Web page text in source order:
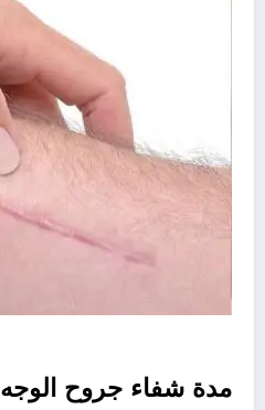
مدة شفاء جروح الوجه